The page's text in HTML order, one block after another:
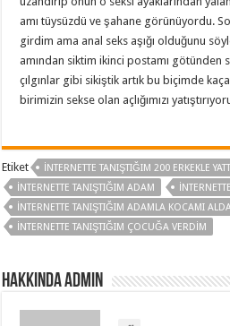
amı tüysüzdü ve şahane görünüyordu.
girdim ama anal seks aşığı olduğunu
amından siktim ikinci postamı götünden
çılgınlar gibi sikiştik artık bu biçimde
birimizin sekse olan açlığımızı
Etiket
INTERNETTE TANIŞTIĞIM 200 ERKEKLE
INTERNETTE TANIŞTIĞIM ADAM
INTERNETTE TANIŞTIĞIM ADAMLA KOCAMI
INTERNETTE TANIŞTIĞIM ÇOCUĞA VERDIM
Hakkında admin